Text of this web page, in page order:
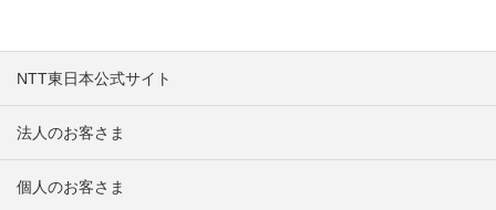
NTT東日本公式サイト
法人のお客さま
個人のお客さま